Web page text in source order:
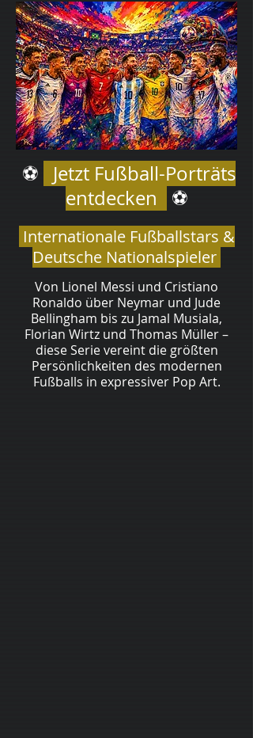
⚽
Jetzt Fußball-Porträts
entdecken
⚽
Internationale Fußballstars &
Deutsche Nationalspieler
Von Lionel Messi und Cristiano
Ronaldo über Neymar und Jude
Bellingham bis zu Jamal Musiala,
Florian Wirtz und Thomas Müller –
diese Serie vereint die größten
Persönlichkeiten des modernen
Fußballs in expressiver Pop Art.